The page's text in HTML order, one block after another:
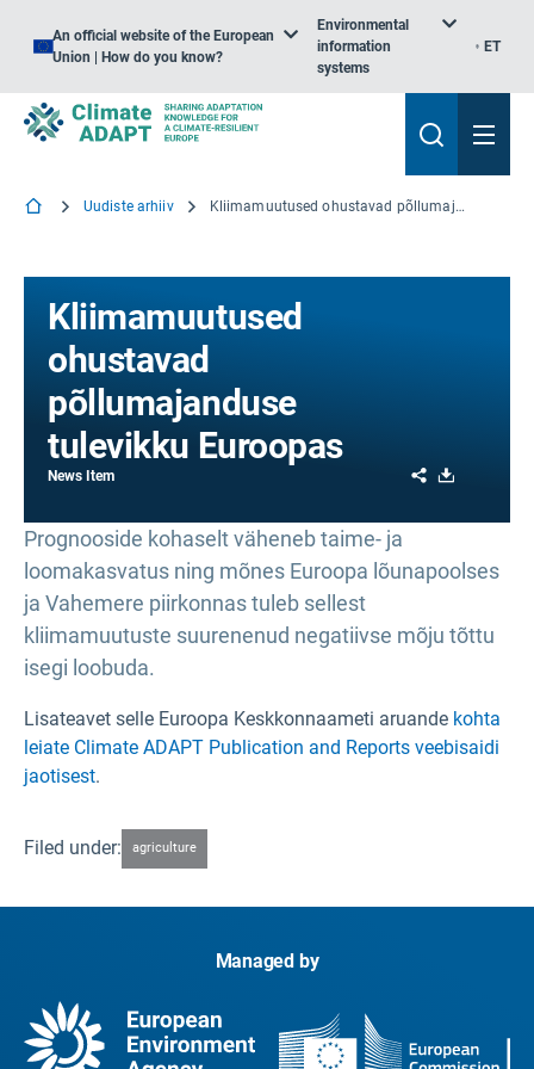
An official website of the European
Union | How do you know?
Environmental
information
systems
ET
Uudiste arhiiv Kliimamuutused ohustavad põllumajanduse tulevikku Euroopas
Kliimamuutused
ohustavad
põllumajanduse
tulevikku Euroopas
News Item Share
Prognooside kohaselt väheneb taime- ja
loomakasvatus ning mõnes Euroopa lõunapoolses
ja Vahemere piirkonnas tuleb sellest
kliimamuutuste suurenenud negatiivse mõju tõttu
isegi loobuda.
Lisateavet selle Euroopa Keskkonnaameti aruande kohta
leiate Climate ADAPT Publication and Reports veebisaidi
jaotisest.
Filed under: agriculture
Managed by